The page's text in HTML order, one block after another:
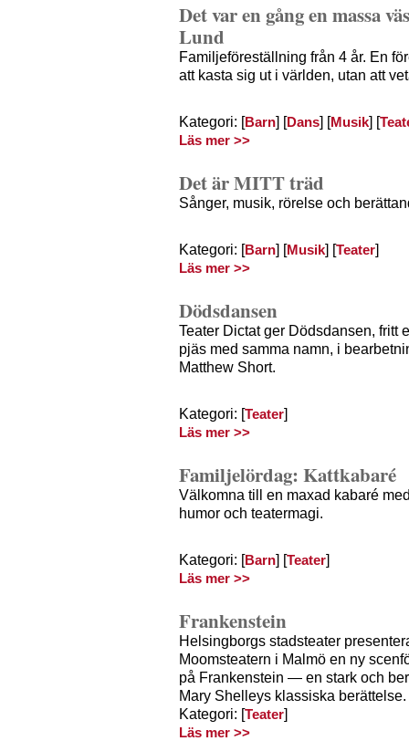
Det var en gång en massa
Lund
Familjeföreställning från 4 år. En
att kasta sig ut i världen, utan att
Kategori: [Barn] [Dans] [Musik] [
Läs mer >>
Det är MITT träd
Sånger, musik, rörelse och
Kategori: [Barn] [Musik] [Teater]
Läs mer >>
Dödsdansen
Teater Dictat ger Dödsdansen, fritt
pjäs med samma namn, i
Matthew Short.
Kategori: [Teater]
Läs mer >>
Familjelördag: Kattkabaré
Välkomna till en maxad kabaré
humor och teatermagi.
Kategori: [Barn] [Teater]
Läs mer >>
Frankenstein
Helsingborgs stadsteater
Moomsteatern i Malmö en ny
på Frankenstein — en stark och
Mary Shelleys klassiska berättelse.
Kategori: [Teater]
Läs mer >>